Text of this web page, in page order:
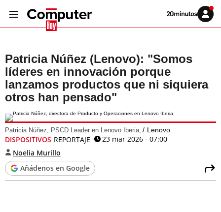
Volver
Iniciar
sesión
Patricia Núñez (Lenovo): "Somos
líderes en innovación porque
lanzamos productos que ni siquiera
otros han pensado"
Patricia Núñez, PSCD Leader en Lenovo Iberia, Lenovo
DISPOSITIVOS REPORTAJE
23 mar 2026 - 07:00
Noelia Murillo
Añádenos en Google